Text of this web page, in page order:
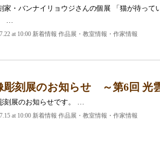
家・バンナイリョウジさんの個展 「猫が待って
…
at 10:00 新着情報 作品展・教室情報・作家情報
彫刻展のお知らせ ～第6回 光
刻展のお知らせです。 …
at 10:00 新着情報 作品展・教室情報・作家情報